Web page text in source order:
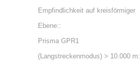
Empfindlichkeit auf kreisförmiger
Ebene::
Prisma GPR1
(Langstreckenmodus) > 10.000 m: